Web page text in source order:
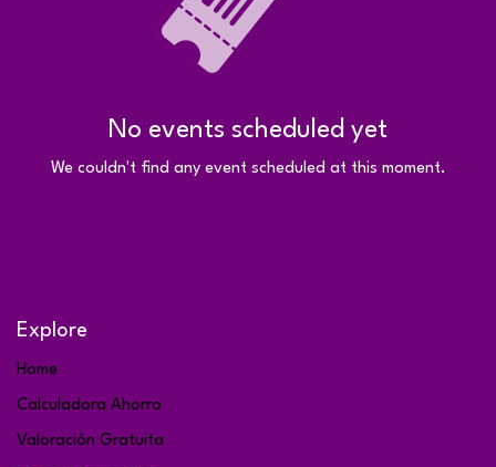
No events scheduled yet
We couldn't find any event scheduled at this moment.
Explore
Home
Calculadora Ahorro
Valoración Gratuita